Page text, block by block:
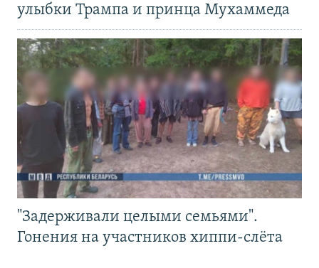
улыбки Трампа и принца Мухаммеда
"Задерживали целыми семьями".
Гонения на участников хиппи-слёта